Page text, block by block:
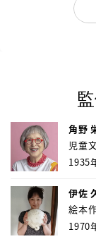
角野
児童
1935
伊佐
絵本
1970